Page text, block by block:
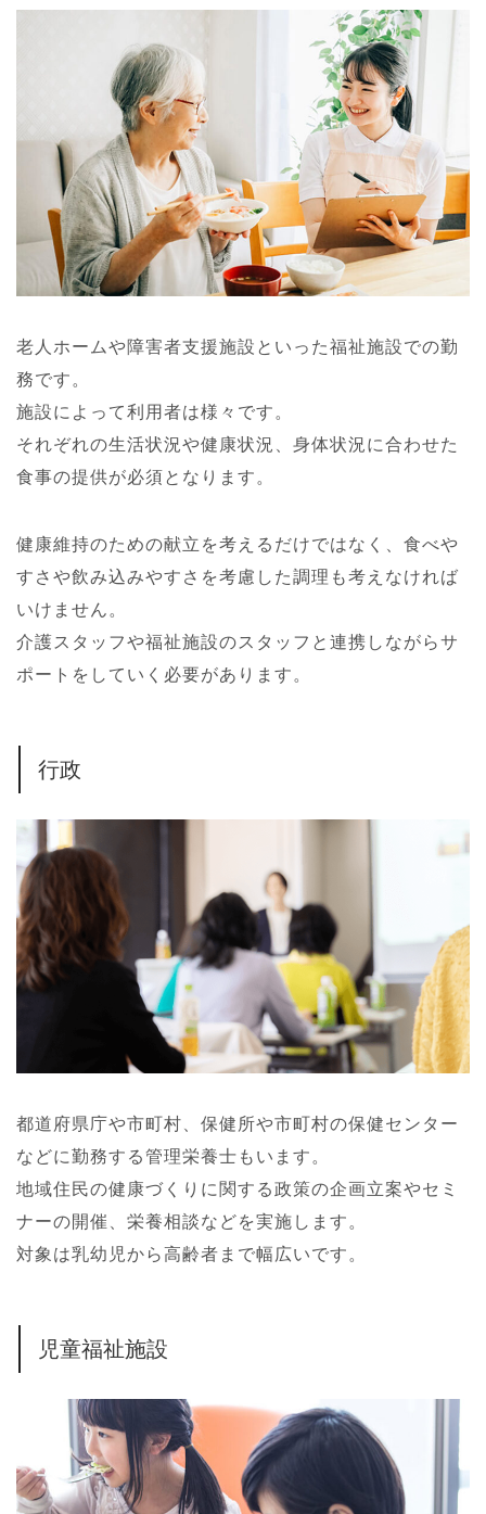
老人ホームや障害者支援施設といった福祉施設での勤
務です。
施設によって利用者は様々です。
それぞれの生活状況や健康状況、身体状況に合わせた
食事の提供が必須となります。
健康維持のための献立を考えるだけではなく、食べや
すさや飲み込みやすさを考慮した調理も考えなければ
いけません。
介護スタッフや福祉施設のスタッフと連携しながらサ
ポートをしていく必要があります。
行政
都道府県庁や市町村、保健所や市町村の保健センター
などに勤務する管理栄養士もいます。
地域住民の健康づくりに関する政策の企画立案やセミ
ナーの開催、栄養相談などを実施します。
対象は乳幼児から高齢者まで幅広いです。
児童福祉施設